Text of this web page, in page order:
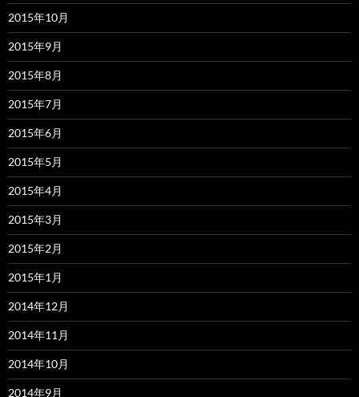
2015年10月
2015年9月
2015年8月
2015年7月
2015年6月
2015年5月
2015年4月
2015年3月
2015年2月
2015年1月
2014年12月
2014年11月
2014年10月
2014年9月